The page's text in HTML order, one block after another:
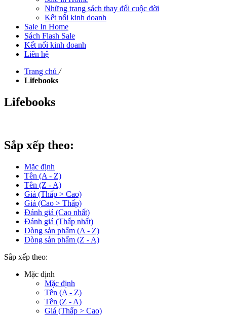
Những trang sách thay đổi cuộc đời
Kết nối kinh doanh
Sale In Home
Sách Flash Sale
Kết nối kinh doanh
Liên hệ
Trang chủ /
Lifebooks
Lifebooks
Sắp xếp theo:
Mặc định
Tên (A - Z)
Tên (Z - A)
Giá (Thấp > Cao)
Giá (Cao > Thấp)
Đánh giá (Cao nhất)
Đánh giá (Thấp nhất)
Dòng sản phẩm (A - Z)
Dòng sản phẩm (Z - A)
Sắp xếp theo:
Mặc định
Mặc định
Tên (A - Z)
Tên (Z - A)
Giá (Thấp > Cao)